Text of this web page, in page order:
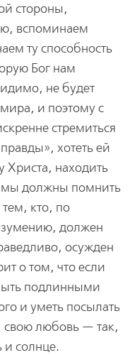
стороны,
вспоминаем
ту способность
Бог нам
не будет
и поэтому с
стремиться
хотеть ей
Христа, находить
мы должны помнить
кто, по
должен
осужден
о том, что если
подлинными
и уметь посылать
любовь — так,
и солнце.